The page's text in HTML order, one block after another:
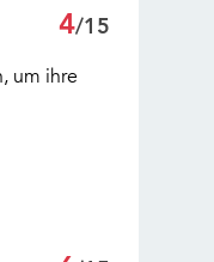
4/15
um ihre